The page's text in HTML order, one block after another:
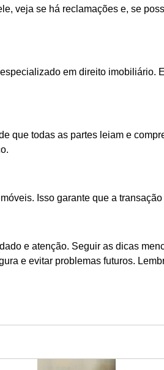
veja se há reclamações e, se
em direito
que todas as partes leiam e
Isso garante que a
e atenção. Seguir as dicas
e evitar problemas futuros.